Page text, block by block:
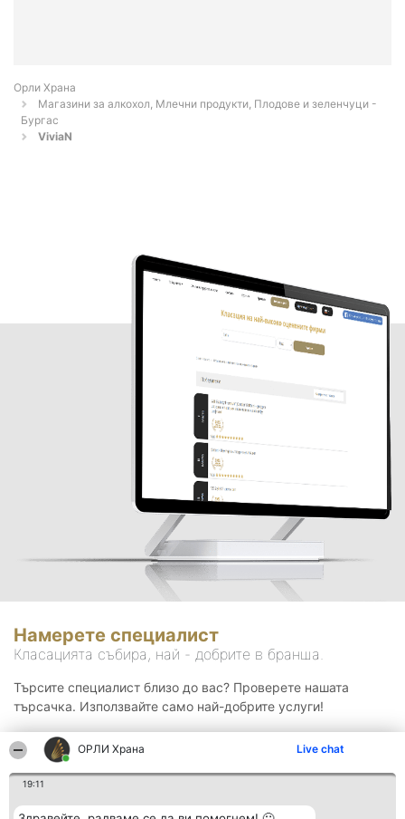
ОРЛИ Храна Live chat
19:11
Орли Храна
Магазини за алкохол, Млечни продукти, Плодове и зеленчуци -
Бургас
ViviaN
Намерете специалист
Класацията събира, най - добрите в бранша.
Търсите специалист близо до вас? Проверете нашата
търсачка. Използвайте само най-добрите услуги!